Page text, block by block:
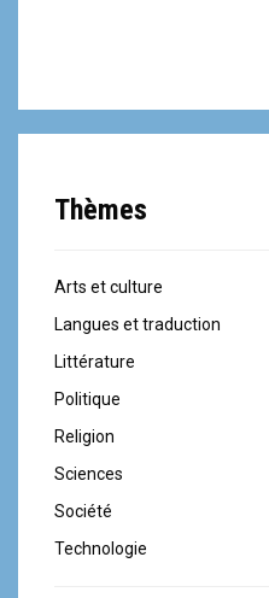
Thèmes
Arts et culture
Langues et traduction
Littérature
Politique
Religion
Sciences
Société
Technologie